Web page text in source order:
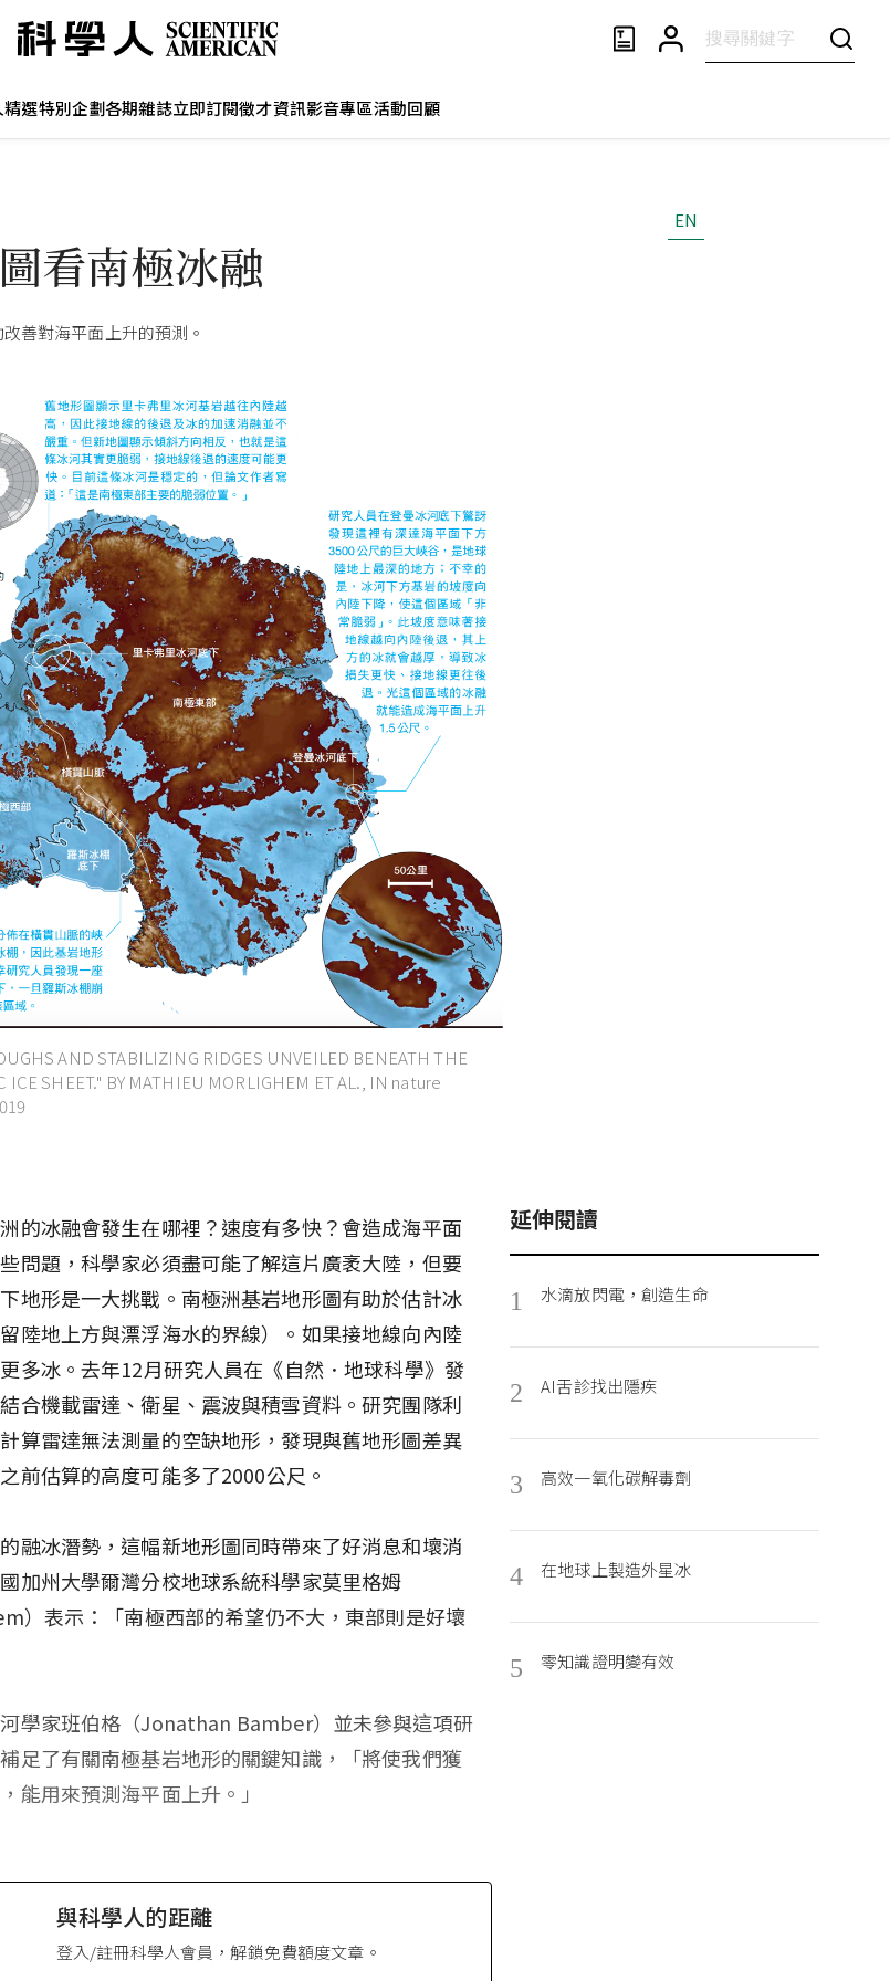
選特別企劃各期雜誌立即訂閱徵才資訊影音專區活動回顧
看南極冰融
善對海平面上升的預測。
EN
AND STABILIZING RIDGES UNVEILED BENEATH THE
ICE SHEET." BY MATHIEU MORLIGHEM ET AL., IN nature
的冰融會發生在哪裡？速度有多快？會造成海平面
問題，科學家必須盡可能了解這片廣袤大陸，但要
地形是一大挑戰。南極洲基岩地形圖有助於估計冰
陸地上方與漂浮海水的界線）。如果接地線向內陸
多冰。去年12月研究人員在《自然．地球科學》發
合機載雷達、衛星、震波與積雪資料。研究團隊利
算雷達無法測量的空缺地形，發現與舊地形圖差異
前估算的高度可能多了2000公尺。
融冰潛勢，這幅新地形圖同時帶來了好消息和壞消
加州大學爾灣分校地球系統科學家莫里格姆
）表示：「南極西部的希望仍不大，東部則是好壞
學家班伯格（Jonathan Bamber）並未參與這項研
足了有關南極基岩地形的關鍵知識，「將使我們獲
能用來預測海平面上升。」
延伸閱讀
1 水滴放閃電，創造生命
2 AI舌診找出隱疾
3 高效一氧化碳解毒劑
4 在地球上製造外星冰
5 零知識證明變有效
與科學人的距離
登入/註冊科學人會員，解鎖免費額度文章。